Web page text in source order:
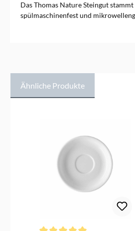
Das Thomas Nature Steingut
spülmaschinenfest und
Ähnliche Produkte